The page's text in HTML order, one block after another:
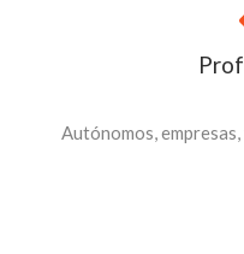
Autónomos,